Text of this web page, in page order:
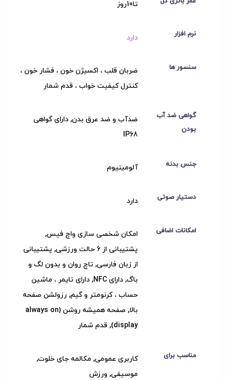
تا10روز
نرم افزار دارد
سنسور ها
ضربان قلب ، اکسیژن خون ، فشار خون ،
کنترل کیفیت خواب ، قدم شمار
گواهی ضد آب
بودن
ضدآب و ضد عرق بدن, دارای گواهی
IP68
جنس بدنه آلومینیوم
دستیار صوتی دارد
امکانات اضافی
امکان شخصی سازی واچ فیس,
پشتیبانی از 6 حالت ورزشی, پشتیبانی
از زبان فارسی, تاچ روان و بدون لگ و
باگ, دارای NFC, دارای تایمر ، ماشین
حساب ، کرنومتر و گیم, رزولشن صفحه
بالا, صفحه همیشه روشن (always on
display), قدم شمار
مناسب برای
کاربری عمومی, مکالمه جای خلوت,
موسیقی, ورزش